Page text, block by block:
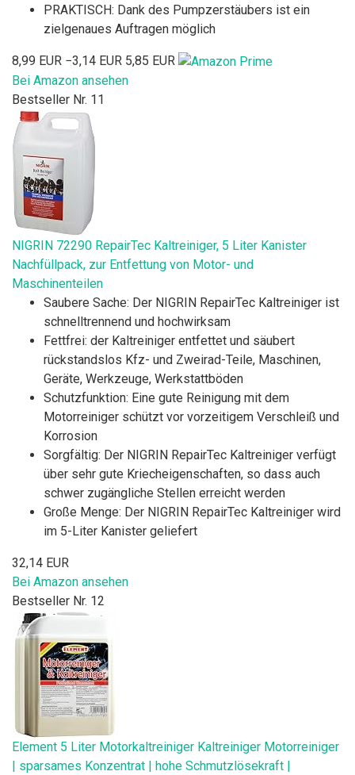
PRAKTISCH: Dank des Pumpzerstäubers ist ein
zielgenaues Auftragen möglich
8,99 EUR −3,14 EUR 5,85 EUR
Bei Amazon ansehen
Bestseller Nr. 11
NIGRIN 72290 RepairTec Kaltreiniger, 5 Liter Kanister
Nachfüllpack, zur Entfettung von Motor- und
Maschinenteilen
Saubere Sache: Der NIGRIN RepairTec Kaltreiniger ist
schnelltrennend und hochwirksam
Fettfrei: der Kaltreiniger entfettet und säubert
rückstandslos Kfz- und Zweirad-Teile, Maschinen,
Geräte, Werkzeuge, Werkstattböden
Schutzfunktion: Eine gute Reinigung mit dem
Motorreiniger schützt vor vorzeitigem Verschleiß und
Korrosion
Sorgfältig: Der NIGRIN RepairTec Kaltreiniger verfügt
über sehr gute Kriecheigenschaften, so dass auch
schwer zugängliche Stellen erreicht werden
Große Menge: Der NIGRIN RepairTec Kaltreiniger wird
im 5-Liter Kanister geliefert
32,14 EUR
Bei Amazon ansehen
Bestseller Nr. 12
Element 5 Liter Motorkaltreiniger Kaltreiniger Motorreiniger
| sparsames Konzentrat | hohe Schmutzlösekraft |